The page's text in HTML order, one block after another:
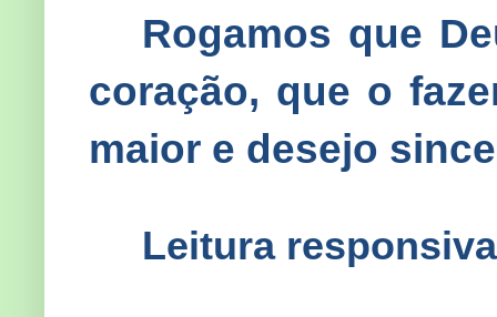
Rogamos que
coração, que o
maior e desejo
Leitura responsiva